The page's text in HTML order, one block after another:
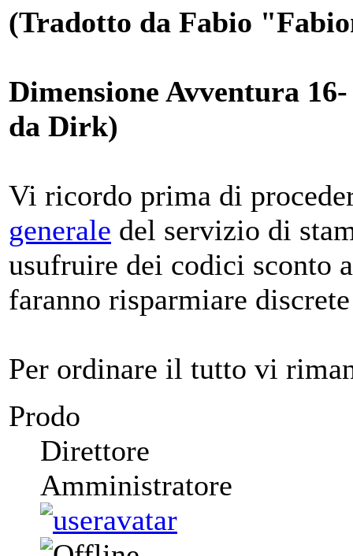
(Tradotto da Fabio
Dimensione Avventura
da Dirk)
Vi ricordo prima di
generale del servizio di
usufruire dei codici sconto
faranno risparmiare
Per ordinare il tutto vi
Prodo
Direttore
Amministratore